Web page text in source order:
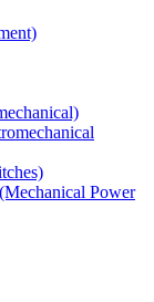
Power